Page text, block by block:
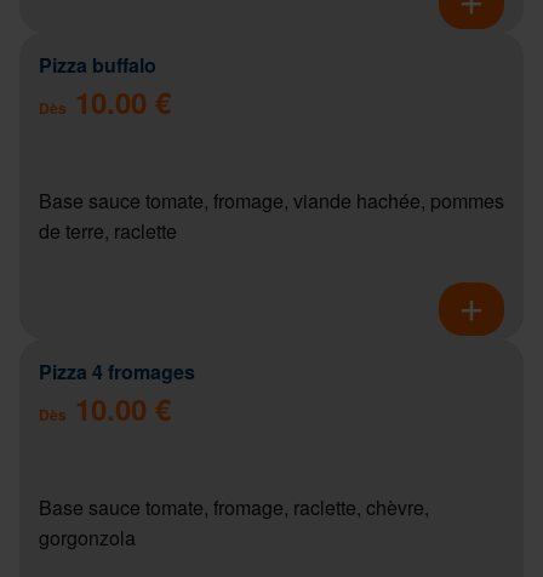
Pizza buffalo
Dès 10.00 €
Base sauce tomate, fromage, viande hachée, pommes
de terre, raclette
Pizza 4 fromages
Dès 10.00 €
Base sauce tomate, fromage, raclette, chèvre,
gorgonzola